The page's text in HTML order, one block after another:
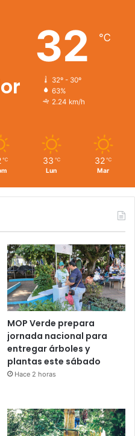
32 ℃
32º - 30º
63%
2.24 km/h
℃ 33 ℃
Lun
32 ℃
Mar
MOP Verde prepara
jornada nacional para
entregar árboles y
plantas este sábado
Hace 2 horas